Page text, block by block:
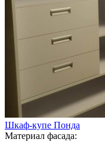
Шкаф-купе Понда
Материал фасада: